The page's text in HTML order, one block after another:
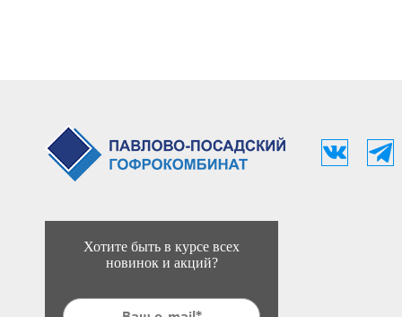
Хотите быть в курсе всех
новинок и акций?